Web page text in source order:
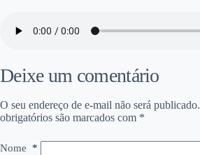
Deixe um comentário
O seu endereço de e-mail não será publicado.
obrigatórios são marcados com *
Nome *